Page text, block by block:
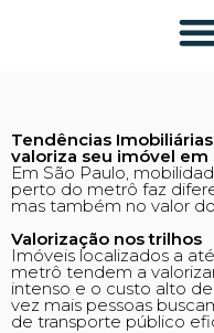
Tendências
valoriza seu imóvel em
Em São Paulo,
perto do metrô faz
mas também no valor
Valorização nos trilhos
Imóveis localizados a
metrô tendem a
intenso e o custo alto
vez mais pessoas
de transporte público